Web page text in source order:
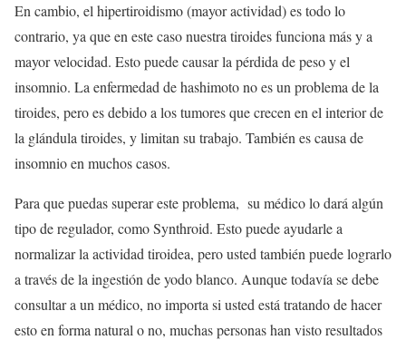
En cambio, el hipertiroidismo (mayor actividad) es todo lo
contrario, ya que en este caso nuestra tiroides funciona más y a
mayor velocidad. Esto puede causar la pérdida de peso y el
insomnio. La enfermedad de hashimoto no es un problema de la
tiroides, pero es debido a los tumores que crecen en el interior de
la glándula tiroides, y limitan su trabajo. También es causa de
insomnio en muchos casos.
Para que puedas superar este problema, su médico lo dará algún
tipo de regulador, como Synthroid. Esto puede ayudarle a
normalizar la actividad tiroidea, pero usted también puede lograrlo
a través de la ingestión de yodo blanco. Aunque todavía se debe
consultar a un médico, no importa si usted está tratando de hacer
esto en forma natural o no, muchas personas han visto resultados